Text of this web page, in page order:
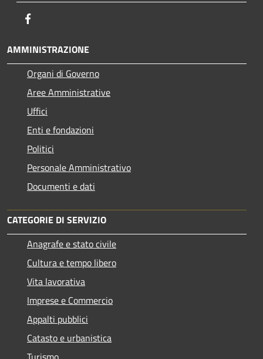
AMMINISTRAZIONE
Organi di Governo
Aree Amministrative
Uffici
Enti e fondazioni
Politici
Personale Amministrativo
Documenti e dati
CATEGORIE DI SERVIZIO
Anagrafe e stato civile
Cultura e tempo libero
Vita lavorativa
Imprese e Commercio
Appalti pubblici
Catasto e urbanistica